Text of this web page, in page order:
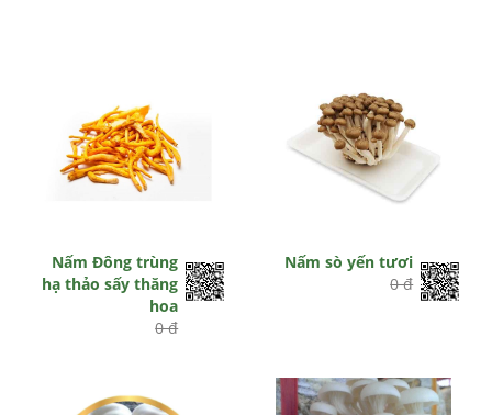
Nấm Đông trùng
hạ thảo sấy thăng
hoa
0 đ
Nấm sò yến tươi
0 đ